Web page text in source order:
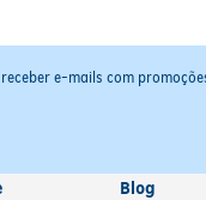
e-mails com
Blog